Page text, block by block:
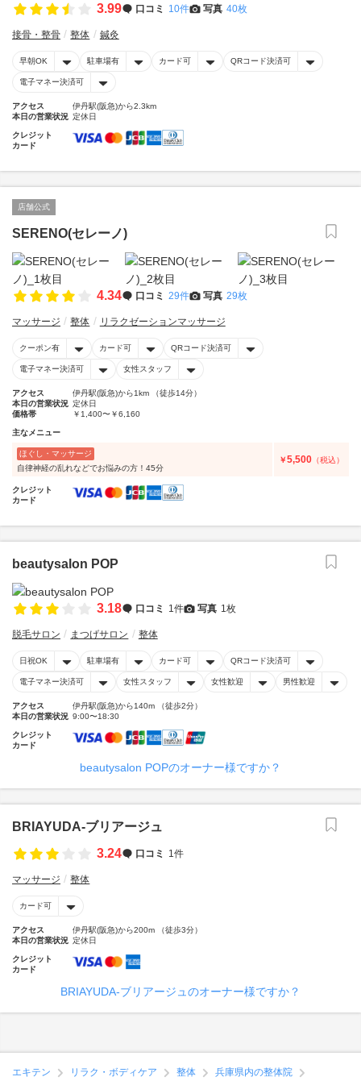
3.99 口コミ 10件 写真 40枚
接骨・整骨 整体 鍼灸
早朝OK 駐車場有 カード可 QRコード決済可
電子マネー決済可
アクセス
伊丹駅(阪急)から2.3km
本日の営業状況 定休日
クレジット
カード
店舗公式
SERENO(セレーノ)
4.34 口コミ 29件 写真 29枚
マッサージ 整体 リラクゼーションマッサージ
クーポン有 カード可 QRコード決済可
電子マネー決済可 女性スタッフ
アクセス
伊丹駅(阪急)から1km （徒歩14分）
本日の営業状況 定休日
価格帯
￥1,400〜￥6,160
主なメニュー
ほぐし・マッサージ
自律神経の乱れなどでお悩みの方！45分
￥5,500 （税込）
クレジット
カード
beautysalon POP
3.18 口コミ 1件 写真 1枚
脱毛サロン まつげサロン 整体
日祝OK 駐車場有 カード可 QRコード決済可
電子マネー決済可 女性スタッフ 女性歓迎 男性歓迎
アクセス
伊丹駅(阪急)から140m （徒歩2分）
本日の営業状況 9:00〜18:30
クレジット
カード
beautysalon POPのオーナー様ですか？
BRIAYUDA-ブリアージュ
3.24
口コミ 1件
マッサージ 整体
カード可
アクセス
伊丹駅(阪急)から200m （徒歩3分）
本日の営業状況 定休日
クレジット
カード
BRIAYUDA-ブリアージュのオーナー様ですか？
エキテン リラク・ボディケア 整体
兵庫県内の整体院